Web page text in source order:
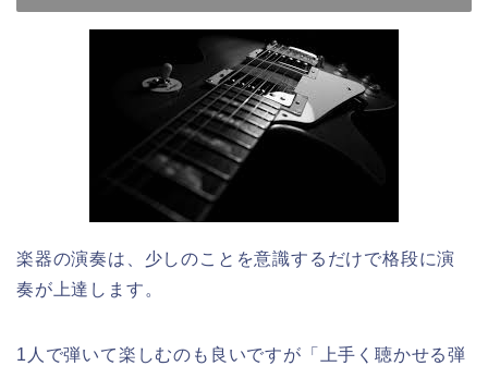
楽器の演奏は、少しのことを意識するだけで格段に演
奏が上達します。
1人で弾いて楽しむのも良いですが「上手く聴かせる弾